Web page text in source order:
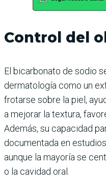
Control del
El bicarbonato de sodio
dermatología como un
frotarse sobre la piel,
a mejorar la textura,
Además, su capacidad
documentada en
aunque la mayoría se
o la cavidad oral.